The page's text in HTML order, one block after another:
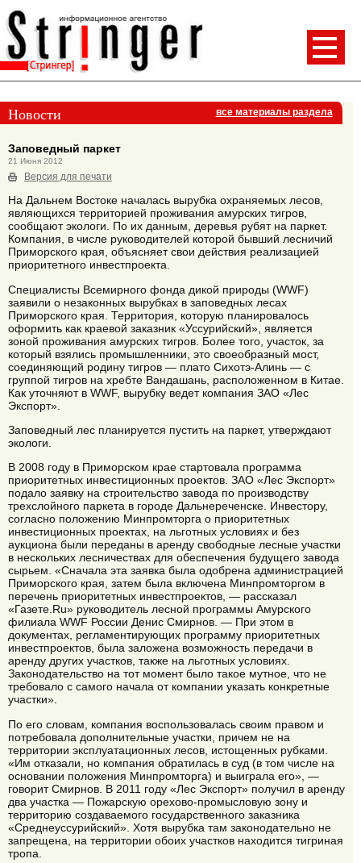
Новости все материалы раздела
Заповедный паркет
21 Июня 2012
Версия для печати
На Дальнем Востоке началась вырубка охраняемых лесов,
являющихся территорией проживания амурских тигров,
сообщают экологи. По их данным, деревья рубят на паркет.
Компания, в числе руководителей которой бывший лесничий
Приморского края, объясняет свои действия реализацией
приоритетного инвестпроекта.
Специалисты Всемирного фонда дикой природы (WWF)
заявили о незаконных вырубках в заповедных лесах
Приморского края. Территория, которую планировалось
оформить как краевой заказник «Уссурийский», является
зоной проживания амурских тигров. Более того, участок, за
который взялись промышленники, это своеобразный мост,
соединяющий родину тигров — плато Сихотэ-Алинь — с
группой тигров на хребте Вандашань, расположенном в Китае.
Как уточняют в WWF, вырубку ведет компания ЗАО «Лес
Экспорт».
Заповедный лес планируется пустить на паркет, утверждают
экологи.
В 2008 году в Приморском крае стартовала программа
приоритетных инвестиционных проектов. ЗАО «Лес Экспорт»
подало заявку на строительство завода по производству
трехслойного паркета в городе Дальнереченске. Инвестору,
согласно положению Минпромторга о приоритетных
инвестиционных проектах, на льготных условиях и без
аукциона были переданы в аренду свободные лесные участки
в нескольких лесничествах для обеспечения будущего завода
сырьем. «Сначала эта заявка была одобрена администрацией
Приморского края, затем была включена Минпромторгом в
перечень приоритетных инвестпроектов, — рассказал
«Газете.Ru» руководитель лесной программы Амурского
филиала WWF России Денис Смирнов. — При этом в
документах, регламентирующих программу приоритетных
инвестпроектов, была заложена возможность передачи в
аренду других участков, также на льготных условиях.
Законодательство на тот момент было такое мутное, что не
требовало с самого начала от компании указать конкретные
участки».
По его словам, компания воспользовалась своим правом и
потребовала дополнительные участки, причем не на
территории эксплуатационных лесов, истощенных рубками.
«Им отказали, но компания обратилась в суд (в том числе на
основании положения Минпромторга) и выиграла его», —
говорит Смирнов. В 2011 году «Лес Экспорт» получил в аренду
два участка — Пожарскую орехово-промысловую зону и
территорию создаваемого государственного заказника
«Среднеуссурийский». Хотя вырубка там законодательно не
запрещена, на территории обоих участков находится тигриная
тропа.